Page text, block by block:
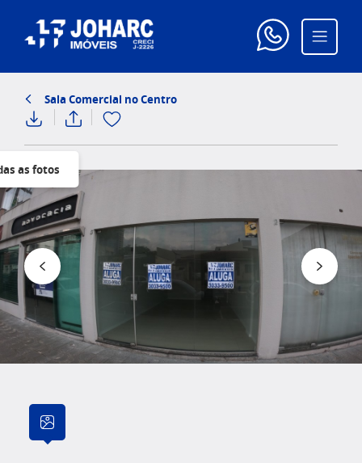
Sala Comercial no Centro
as fotos